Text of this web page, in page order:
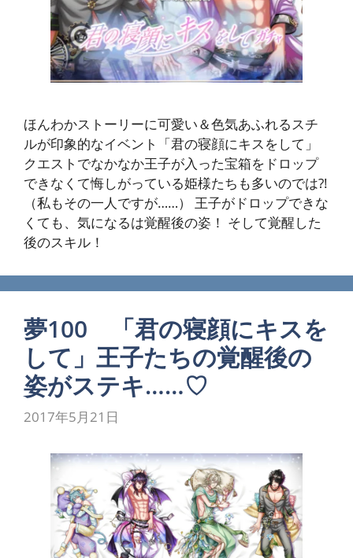
ほんわかストーリーに可愛い＆色気あふれるスチ
ルが印象的なイベント「君の寝顔にキスをして」
クエストでなかなか王子が入った宝箱をドロップ
できなくて悔しがっている姫様たちも多いのでは?!
（私もその一人ですが……） 王子がドロップできな
くても、気になるは覚醒後の姿！ そして覚醒した
後のスキル！
夢100 「君の寝顔にキスを
して」王子たちの覚醒後の
姿がステキ……♡
2017年5月21日